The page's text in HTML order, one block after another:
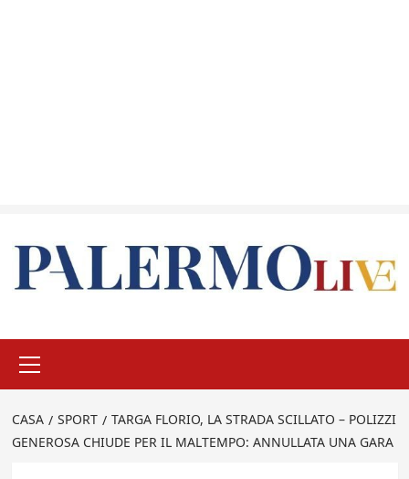
principale
CASA SPORT
TARGA FLORIO, LA STRADA SCILLATO – POLIZZI
GENEROSA CHIUDE PER IL MALTEMPO: ANNULLATA UNA GARA